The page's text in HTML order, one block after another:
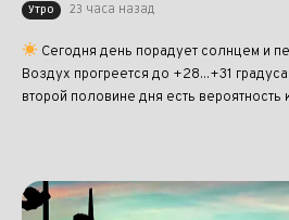
Утро 23 часа назад
Сегодня день порадует солнцем и
Воздух прогреется до +28...+31
второй половине дня есть вероятность